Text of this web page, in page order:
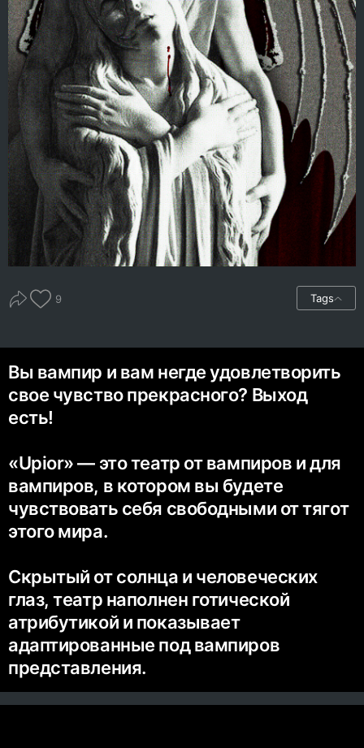
9 Tags
Вы вампир и вам негде удовлетворить
свое чувство прекрасного? Выход
есть!
«Upior» ­— это театр от вампиров и для
вампиров, в котором вы будете
чувствовать себя свободными от тягот
этого мира.
Скрытый от солнца и человеческих
глаз, театр наполнен готической
атрибутикой и показывает
адаптированные под вампиров
представления.